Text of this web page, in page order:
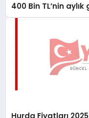
400 Bin TL’nin